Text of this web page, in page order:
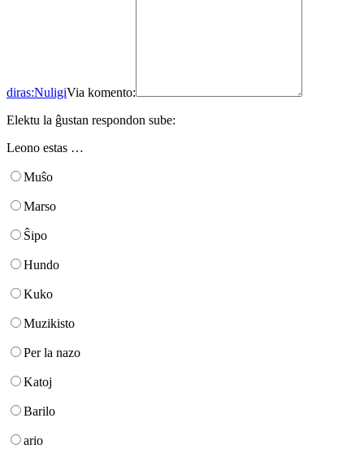
diras:NuligiVia komento:
Elektu la ĝustan respondon sube:
Leono estas …
Muŝo
Marso
Ŝipo
Hundo
Kuko
Muzikisto
Per la nazo
Katoj
Barilo
ario